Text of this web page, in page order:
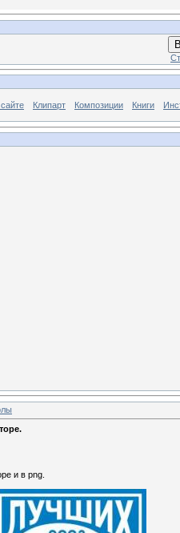
Клипарт Композиции Книги
и в png.